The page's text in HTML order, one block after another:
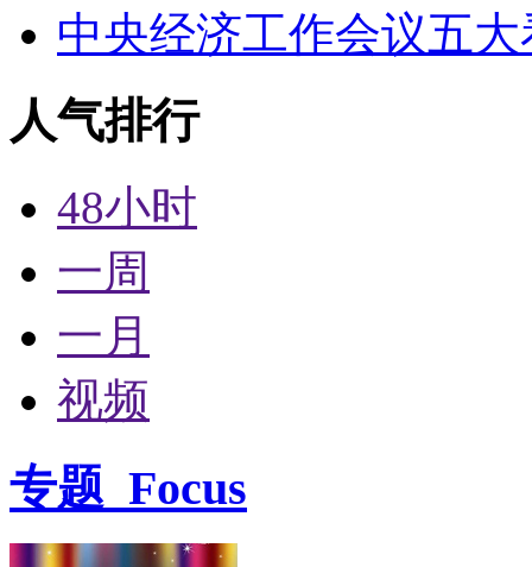
中央经济工作会议五大
人气排行
48小时
一周
一月
视频
专题 Focus